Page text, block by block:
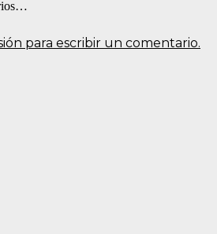
para escribir un comentario.